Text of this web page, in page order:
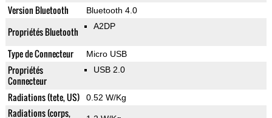
Version Bluetooth Bluetooth 4.0
Propriétés Bluetooth A2DP
Type de Connecteur Micro USB
Propriétés
Connecteur
USB 2.0
Radiations (tete, US) 0.52 W/Kg
Radiations (corps,